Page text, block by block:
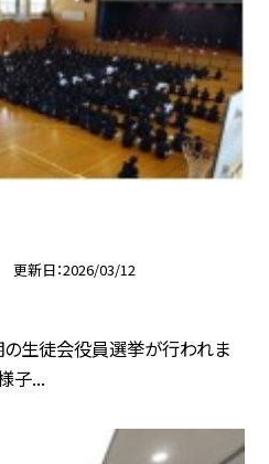
更新日 2026/03/12
の生徒会役員選挙が行われま
子...